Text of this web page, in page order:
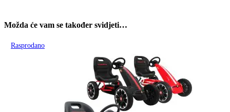
Možda će vam se također svidjeti…
Rasprodano